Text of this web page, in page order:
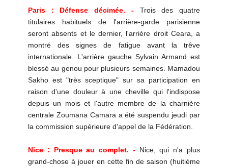
Paris : Défense décimée. -Trois des quatre
titulaires habituels de l'arrière-garde parisienne
seront absents et le dernier, l'arrière droit Ceara, a
montré des signes de fatigue avant la trêve
internationale. L'arrière gauche Sylvain Armand est
blessé au genou pour plusieurs semaines. Mamadou
Sakho est "très sceptique" sur sa participation en
raison d'une douleur à une cheville qui l'indispose
depuis un mois et l'autre membre de la charnière
centrale Zoumana Camara a été suspendu jeudi par
la commission supérieure d'appel de la Fédération.
Nice : Presque au complet. - Nice, qui n'a plus
grand-chose à jouer en cette fin de saison (huitième